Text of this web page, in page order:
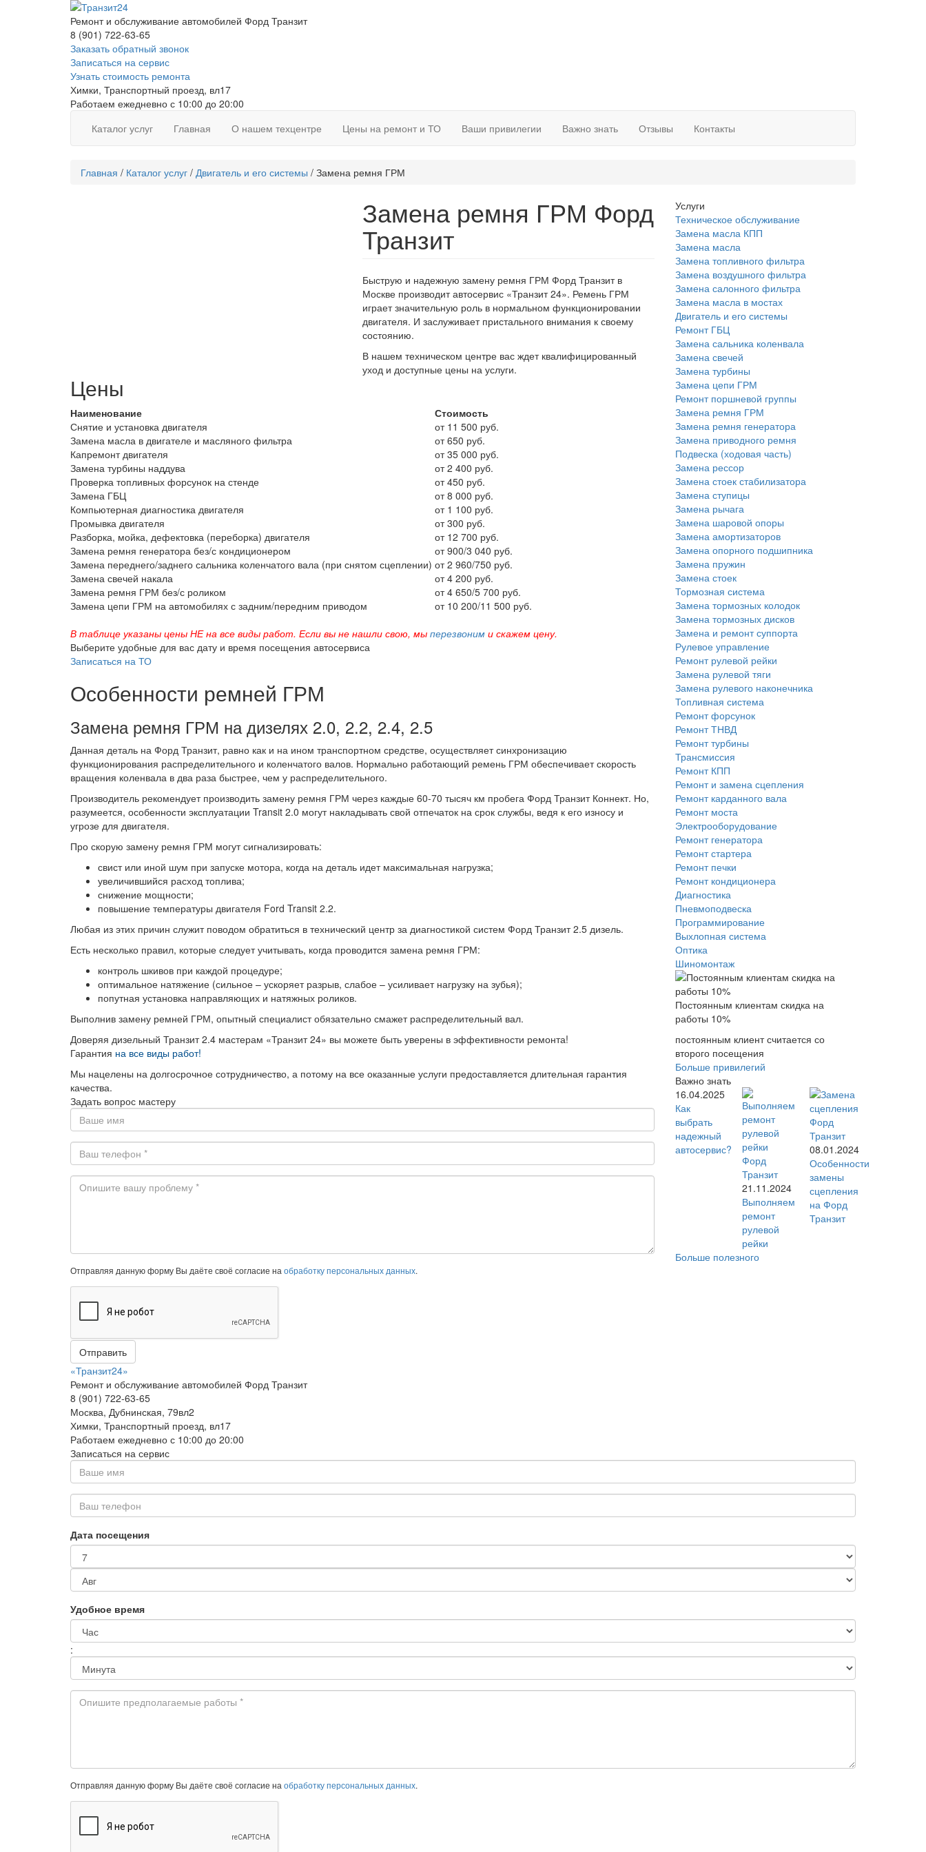
Ремонт и обслуживание автомобилей Форд Транзит
8 (901) 722-63-65
Заказать обратный звонок
Записаться на сервис
Узнать стоимость ремонта
Химки, Транспортный проезд, вл17
Работаем ежедневно с 10:00 до 20:00
Каталог услуг
Главная О нашем техцентре Цены на ремонт и ТО Ваши привилегии Важно знать Отзывы Контакты
Главная / Каталог услуг / Двигатель и его системы / Замена ремня ГРМ
Замена ремня ГРМ Форд
Транзит
Быструю и надежную замену ремня ГРМ Форд Транзит в
Москве производит автосервис «Транзит 24». Ремень ГРМ
играет значительную роль в нормальном функционировании
двигателя. И заслуживает пристального внимания к своему
состоянию.
В нашем техническом центре вас ждет квалифицированный
уход и доступные цены на услуги.
Цены
Наименование
Стоимость
Снятие и установка двигателя
от 11 500 руб.
Замена масла в двигателе и масляного фильтра
от 650 руб.
Капремонт двигателя
от 35 000 руб.
Замена турбины наддува
от 2 400 руб.
Проверка топливных форсунок на стенде
от 450 руб.
Замена ГБЦ
от 8 000 руб.
Компьютерная диагностика двигателя
от 1 100 руб.
Промывка двигателя
от 300 руб.
Разборка, мойка, дефектовка (переборка) двигателя
от 12 700 руб.
Замена ремня генератора без/с кондиционером
от 900/3 040 руб.
Замена переднего/заднего сальника коленчатого вала (при снятом сцеплении) от 2 960/750 руб.
Замена свечей накала
от 4 200 руб.
Замена ремня ГРМ без/с роликом
от 4 650/5 700 руб.
Замена цепи ГРМ на автомобилях с задним/передним приводом
от 10 200/11 500 руб.
В таблице указаны цены НЕ на все виды работ. Если вы не нашли свою, мы перезвоним и скажем цену.
Выберите удобные для вас дату и время посещения автосервиса
Записаться на ТО
Особенности ремней ГРМ
Замена ремня ГРМ на дизелях 2.0, 2.2, 2.4, 2.5
Данная деталь на Форд Транзит, равно как и на ином транспортном средстве, осуществляет синхронизацию
функционирования распределительного и коленчатого валов. Нормально работающий ремень ГРМ обеспечивает скорость
вращения коленвала в два раза быстрее, чем у распределительного.
Производитель рекомендует производить замену ремня ГРМ через каждые 60-70 тысяч км пробега Форд Транзит Коннект. Но,
разумеется, особенности эксплуатации Transit 2.0 могут накладывать свой отпечаток на срок службы, ведя к его износу и
угрозе для двигателя.
Про скорую замену ремня ГРМ могут сигнализировать:
свист или иной шум при запуске мотора, когда на деталь идет максимальная нагрузка;
увеличившийся расход топлива;
снижение мощности;
повышение температуры двигателя Ford Transit 2.2.
Любая из этих причин служит поводом обратиться в технический центр за диагностикой систем Форд Транзит 2.5 дизель.
Есть несколько правил, которые следует учитывать, когда проводится замена ремня ГРМ:
контроль шкивов при каждой процедуре;
оптимальное натяжение (сильное – ускоряет разрыв, слабое – усиливает нагрузку на зубья);
попутная установка направляющих и натяжных роликов.
Выполнив замену ремней ГРМ, опытный специалист обязательно смажет распределительный вал.
Доверяя дизельный Транзит 2.4 мастерам «Транзит 24» вы можете быть уверены в эффективности ремонта!
Гарантия на все виды работ!
Мы нацелены на долгосрочное сотрудничество, а потому на все оказанные услуги предоставляется длительная гарантия
качества.
Задать вопрос мастеру
Ваше
имя
Ваш
телефон
или
сообщение
Отправляя данную форму Вы даёте своё согласие на обработку персональных данных.
Отправить
Услуги
Техническое обслуживание
Замена масла КПП
Замена масла
Замена топливного фильтра
Замена воздушного фильтра
Замена салонного фильтра
Замена масла в мостах
Двигатель и его системы
Ремонт ГБЦ
Замена сальника коленвала
Замена свечей
Замена турбины
Замена цепи ГРМ
Ремонт поршневой группы
Замена ремня ГРМ
Замена ремня генератора
Замена приводного ремня
Подвеска (ходовая часть)
Замена рессор
Замена стоек стабилизатора
Замена ступицы
Замена рычага
Замена шаровой опоры
Замена амортизаторов
Замена опорного подшипника
Замена пружин
Замена стоек
Тормозная система
Замена тормозных колодок
Замена тормозных дисков
Замена и ремонт суппорта
Рулевое управление
Ремонт рулевой рейки
Замена рулевой тяги
Замена рулевого наконечника
Топливная система
Ремонт форсунок
Ремонт ТНВД
Ремонт турбины
Трансмиссия
Ремонт КПП
Ремонт и замена сцепления
Ремонт карданного вала
Ремонт моста
Электрооборудование
Ремонт генератора
Ремонт стартера
Ремонт печки
Ремонт кондиционера
Диагностика
Пневмоподвеска
Программирование
Выхлопная система
Оптика
Шиномонтаж
Постоянным клиентам скидка на
работы 10%
постоянным клиент считается со
второго посещения
Больше привилегий
Важно знать
16.04.2025
Как
выбрать
надежный
автосервис?
21.11.2024
Выполняем
ремонт
рулевой
рейки
08.01.2024
Особенности
замены
сцепления
на Форд
Транзит
Больше полезного
«Транзит24»
Ремонт и обслуживание автомобилей Форд Транзит
8 (901) 722-63-65
Москва, Дубнинская, 79вл2
Химки, Транспортный проезд, вл17
Работаем ежедневно с 10:00 до 20:00
Записаться на сервис
Ваше
имя
телефон
Дата посещения
День
Год
Удобное время
Час
:
Минута
работы
*
Отправляя данную форму Вы даёте своё согласие на обработку персональных данных.